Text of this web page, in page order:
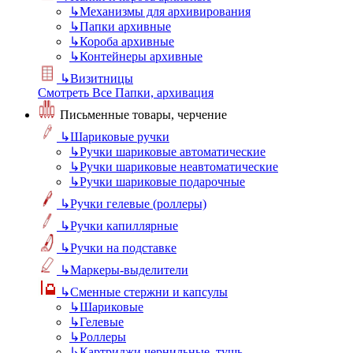
↳Механизмы для архивирования
↳Папки архивные
↳Короба архивные
↳Контейнеры архивные
↳Визитницы
Смотреть Все Папки, архивация
Письменные товары, черчение
↳Шариковые ручки
↳Ручки шариковые автоматические
↳Ручки шариковые неавтоматические
↳Ручки шариковые подарочные
↳Ручки гелевые (роллеры)
↳Ручки капиллярные
↳Ручки на подставке
↳Маркеры-выделители
↳Сменные стержни и капсулы
↳Шариковые
↳Гелевые
↳Роллеры